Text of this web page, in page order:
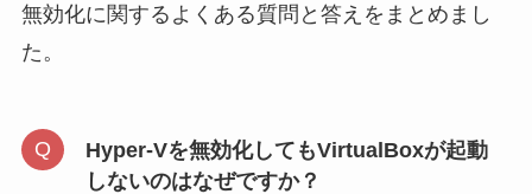
無効化に関するよくある質問と答えをまとめまし
た。
Hyper-Vを無効化してもVirtualBoxが起動
しないのはなぜですか？